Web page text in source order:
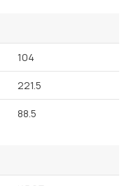
104
221.5
88.5